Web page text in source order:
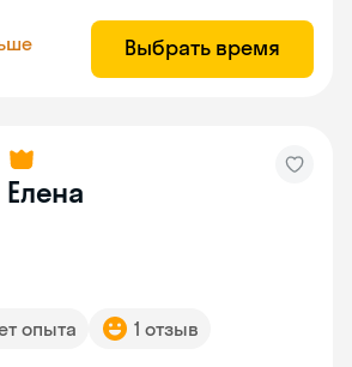
Выбрать время
Елена
опыта 1 отзыв